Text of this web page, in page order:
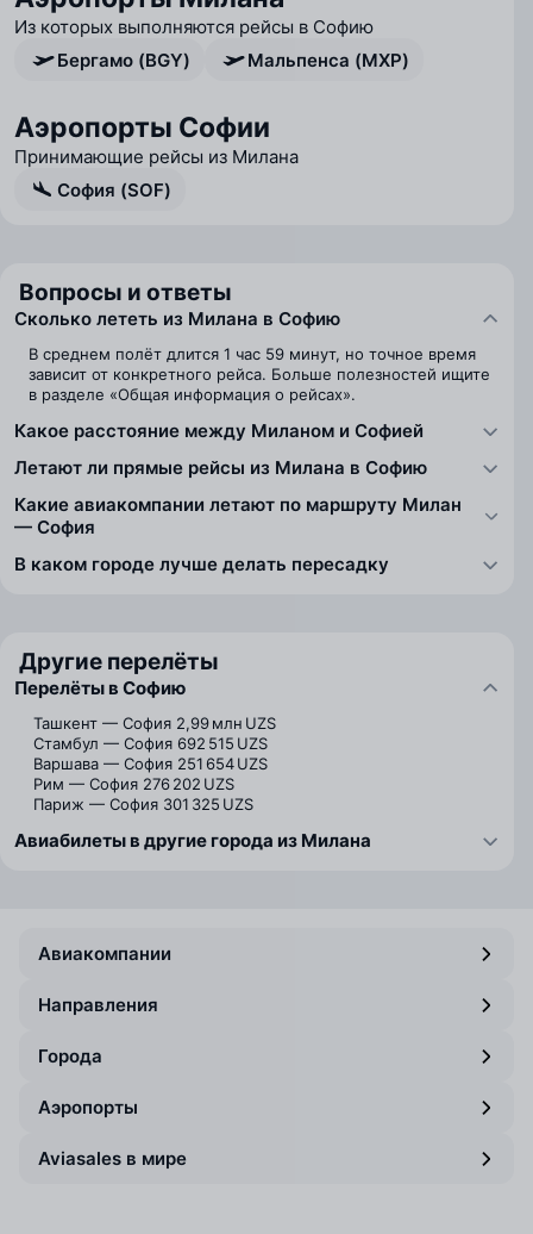
Из которых выполняются рейсы в Софию
Бергамо (BGY)
Мальпенса (MXP)
Аэропорты Софии
Принимающие рейсы из Милана
София (SOF)
Вопросы и ответы
Сколько лететь из Милана в Софию
В среднем полёт длится 1 час 59 минут, но точное время
зависит от конкретного рейса. Больше полезностей ищите
в разделе «Общая информация о рейсах».
Какое расстояние между Миланом и Софией
Летают ли прямые рейсы из Милана в Софию
Какие авиакомпании летают по маршруту Милан
— София
В каком городе лучше делать пересадку
Другие перелёты
Перелёты в Софию
Ташкент — София 2,99 млн UZS
Стамбул — София 692 515 UZS
Варшава — София 251 654 UZS
Рим — София 276 202 UZS
Париж — София 301 325 UZS
Авиабилеты в другие города из Милана
Авиакомпании
Направления
Города
Аэропорты
Aviasales в мире